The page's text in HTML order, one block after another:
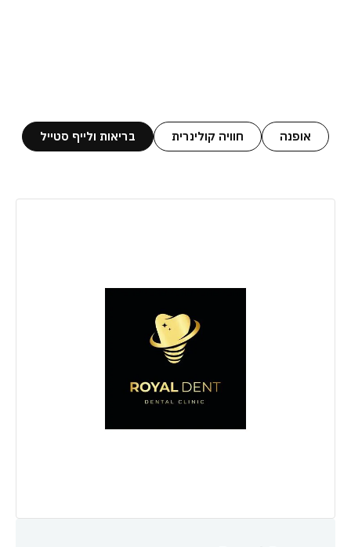
אופנה חוויה קולינרית בריאות ולייף סטייל